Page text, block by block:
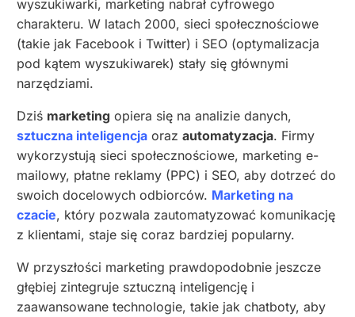
wyszukiwarki, marketing nabrał cyfrowego
charakteru. W latach 2000, sieci społecznościowe
(takie jak Facebook i Twitter) i SEO (optymalizacja
pod kątem wyszukiwarek) stały się głównymi
narzędziami.
Dziś marketing opiera się na analizie danych,
sztuczna inteligencja orazautomatyzacja. Firmy
wykorzystują sieci społecznościowe, marketing e-
mailowy, płatne reklamy (PPC) i SEO, aby dotrzeć do
swoich docelowych odbiorców. Marketing na
czacie, który pozwala zautomatyzować komunikację
z klientami, staje się coraz bardziej popularny.
W przyszłości marketing prawdopodobnie jeszcze
głębiej zintegruje sztuczną inteligencję i
zaawansowane technologie, takie jak chatboty, aby